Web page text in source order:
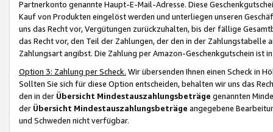
Partnerkonto genannte Haupt-E-Mail-Adresse. Diese
Kauf von Produkten eingelöst werden und unterliegen unseren
uns das Recht vor, Vergütungen zurückzuhalten, bis der fällige
das Recht vor, den Teil der Zahlungen, der den in der
Zahlungsart angibst. Die Zahlung per Amazon-Geschenkgutschein ist
Option 3: Zahlung per Scheck. Wir übersenden Ihnen einen Scheck in
Sollten Sie sich für diese Option entscheiden, behalten wir uns das
den in der Übersicht Mindestauszahlungsbeträge genannten
der Übersicht Mindestauszahlungsbeträge angegebene
und Schweden nicht verfügbar.